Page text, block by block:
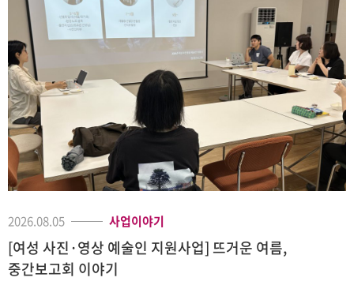
2026.08.05 사업이야기
[여성 사진·영상 예술인 지원사업] 뜨거운 여름,
중간보고회 이야기